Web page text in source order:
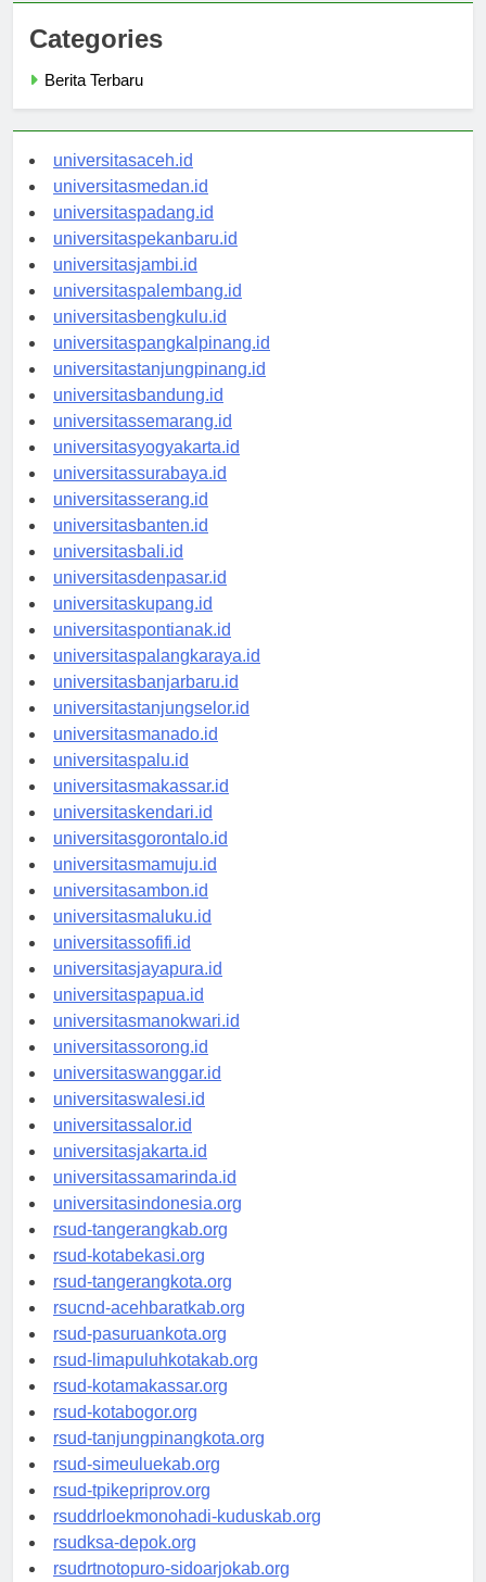
Categories
universitasaceh.id
universitasmedan.id
universitaspadang.id
universitaspekanbaru.id
universitasjambi.id
universitaspalembang.id
universitasbengkulu.id
universitaspangkalpinang.id
universitastanjungpinang.id
universitasbandung.id
universitassemarang.id
universitasyogyakarta.id
universitassurabaya.id
universitasserang.id
universitasbanten.id
universitasbali.id
universitasdenpasar.id
universitaskupang.id
universitaspontianak.id
universitaspalangkaraya.id
universitasbanjarbaru.id
universitastanjungselor.id
universitasmanado.id
universitaspalu.id
universitasmakassar.id
universitaskendari.id
universitasgorontalo.id
universitasmamuju.id
universitasambon.id
universitasmaluku.id
universitassofifi.id
universitasjayapura.id
universitaspapua.id
universitasmanokwari.id
universitassorong.id
universitaswanggar.id
universitaswalesi.id
universitassalor.id
universitasjakarta.id
universitassamarinda.id
universitasindonesia.org
rsud-tangerangkab.org
rsud-kotabekasi.org
rsud-tangerangkota.org
rsucnd-acehbaratkab.org
rsud-pasuruankota.org
rsud-limapuluhkotakab.org
rsud-kotamakassar.org
rsud-kotabogor.org
rsud-tanjungpinangkota.org
rsud-simeuluekab.org
rsud-tpikepriprov.org
rsuddrloekmonohadi-kuduskab.org
rsudksa-depok.org